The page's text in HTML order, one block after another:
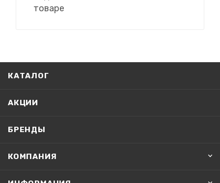
товаре
КАТАЛОГ
АКЦИИ
БРЕНДЫ
КОМПАНИЯ